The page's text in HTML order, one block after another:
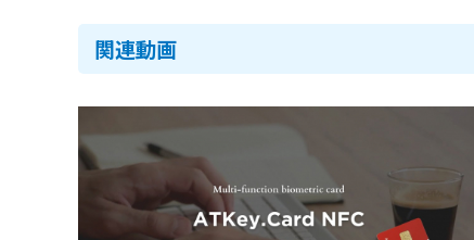
関連動画